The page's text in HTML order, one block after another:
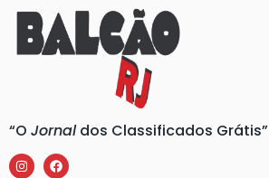
“O Jornaldos Classificados Grátis”